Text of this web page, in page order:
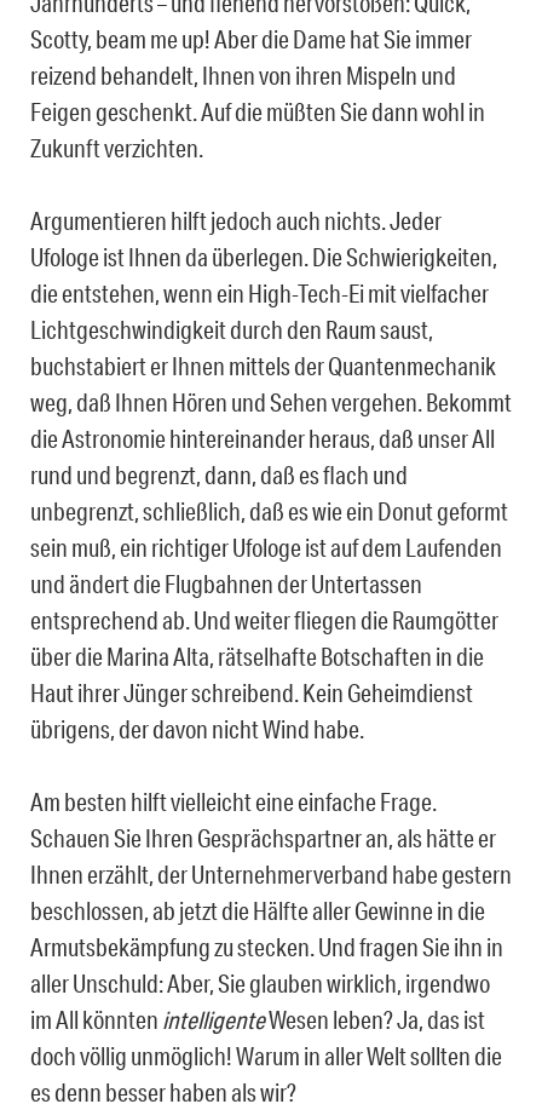
Scotty, beam me up! Aber die Dame hat Sie immer
reizend behandelt, Ihnen von ihren Mispeln und
Feigen geschenkt. Auf die müßten Sie dann wohl in
Zukunft verzichten.
Argumentieren hilft jedoch auch nichts. Jeder
Ufologe ist Ihnen da überlegen. Die Schwierigkeiten,
die entstehen, wenn ein High-Tech-Ei mit vielfacher
Lichtgeschwindigkeit durch den Raum saust,
buchstabiert er Ihnen mittels der Quantenmechanik
weg, daß Ihnen Hören und Sehen vergehen. Bekommt
die Astronomie hintereinander heraus, daß unser All
rund und begrenzt, dann, daß es flach und
unbegrenzt, schließlich, daß es wie ein Donut geformt
sein muß, ein richtiger Ufologe ist auf dem Laufenden
und ändert die Flugbahnen der Untertassen
entsprechend ab. Und weiter fliegen die Raumgötter
über die Marina Alta, rätselhafte Botschaften in die
Haut ihrer Jünger schreibend. Kein Geheimdienst
übrigens, der davon nicht Wind habe.
Am besten hilft vielleicht eine einfache Frage.
Schauen Sie Ihren Gesprächspartner an, als hätte er
Ihnen erzählt, der Unternehmerverband habe gestern
beschlossen, ab jetzt die Hälfte aller Gewinne in die
Armutsbekämpfung zu stecken. Und fragen Sie ihn in
aller Unschuld: Aber, Sie glauben wirklich, irgendwo
im All könnten intelligenteWesen leben? Ja, das ist
doch völlig unmöglich! Warum in aller Welt sollten die
es denn besser haben als wir?